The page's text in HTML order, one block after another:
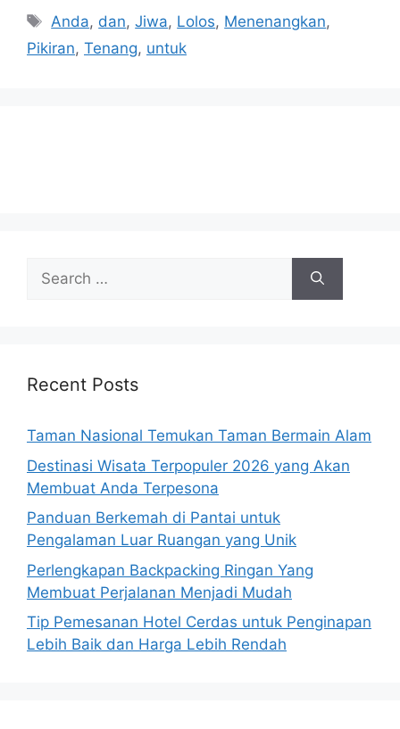
Tags
Anda, dan,Jiwa, Lolos, Menenangkan,
Pikiran, Tenang, untuk
Search
for:
Recent Posts
Taman Nasional Temukan Taman Bermain Alam
Destinasi Wisata Terpopuler 2026 yang Akan
Membuat Anda Terpesona
Panduan Berkemah di Pantai untuk
Pengalaman Luar Ruangan yang Unik
Perlengkapan Backpacking Ringan Yang
Membuat Perjalanan Menjadi Mudah
Tip Pemesanan Hotel Cerdas untuk Penginapan
Lebih Baik dan Harga Lebih Rendah